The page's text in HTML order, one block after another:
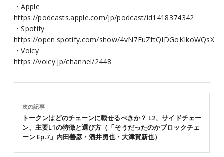
・Apple
https://podcasts.apple.com/jp/podcast/id1418374342
・Spotify
https://open.spotify.com/show/4vN7EuZftQIDGoKIkoWQsX
・Voicy
https://voicy.jp/channel/2448
次の記事
トークンはどのチェーンに載せるべきか？ L2、サイドチェー
ン、主要L1の特徴と選び方（「そうだったのかブロックチェ
ーン Ep.7」内田善彦・酒井勇也・大津賀新也）